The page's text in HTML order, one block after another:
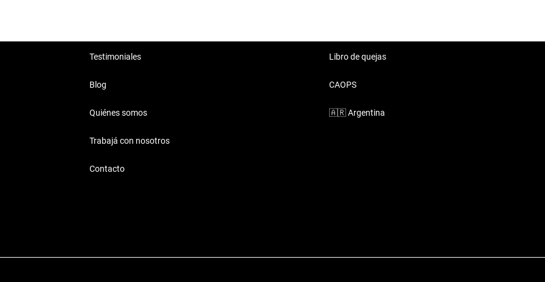
Testimoniales
Blog
Quiénes somos
Trabajá con nosotros
Contacto
Libro de quejas
CAOPS
🇦🇷 Argentina